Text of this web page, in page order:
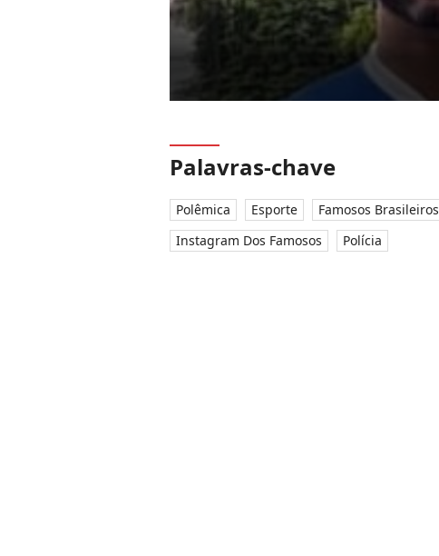
Palavras-chave
Polêmica Esporte Famosos Brasileiros
Instagram Dos Famosos
Polícia